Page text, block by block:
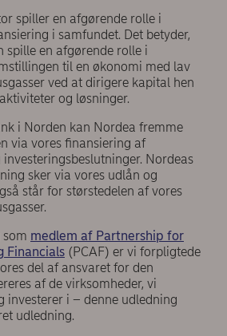
spiller en afgørende rolle i
i samfundet. Det betyder,
spille en afgørende rolle i
til en økonomi med lav
ved at dirigere kapital hen
og løsninger.
i Norden kan Nordea fremme
via vores finansiering af
Nordeas
sker via vores udlån og
står for størstedelen af vores
medlem af Partnership for
Financials (PCAF) er vi forpligtede
del af ansvaret for den
af de virksomheder, vi
investerer i – denne udledning
udledning.